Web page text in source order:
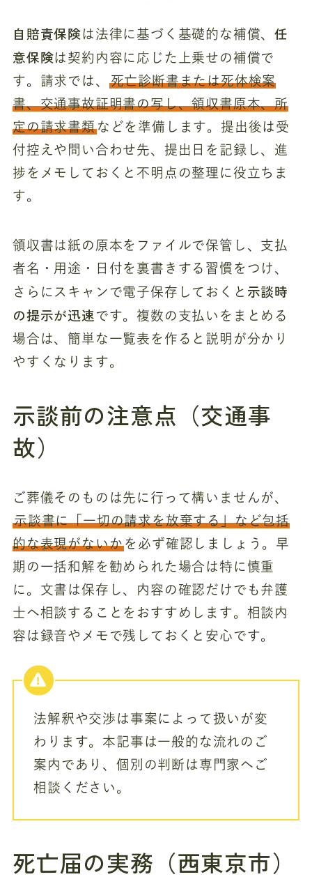
自賠責保険は法律に基づく基礎的な補償、任
意保険は契約内容に応じた上乗せの補償で
す。請求では、
死亡診断書または死体検案
書、交通事故証明書の写し、領収書原本、所
定の請求書類などを準備します。提出後は受
付控えや問い合わせ先、提出日を記録し、進
捗をメモしておくと不明点の整理に役立ちま
す。
領収書は紙の原本をファイルで保管し、支払
者名・用途・日付を裏書きする習慣をつけ、
さらにスキャンで電子保存しておくと 示談時
の提示が迅速 です。複数の支払いをまとめる
場合は、簡単な一覧表を作ると説明が分かり
やすくなります。
示談前の注意点（交通事
故）
ご葬儀そのものは先に行って構いませんが、
示談書に「一切の請求を放棄する」など包括
的な表現がないかを必ず確認しましょう。早
期の一括和解を勧められた場合は特に慎重
に。文書は保存し、内容の確認だけでも弁護
士へ相談することをおすすめします。相談内
容は録音やメモで残しておくと安心です。
法解釈や交渉は事案によって扱いが変
わります。本記事は一般的な流れのご
案内であり、個別の判断は専門家へご
相談ください。
死亡届の実務（西東京市）